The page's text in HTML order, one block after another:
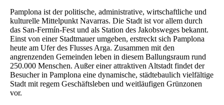
Pamplona ist der politische, administrative, wirtschaftliche und
kulturelle Mittelpunkt Navarras. Die Stadt ist vor allem durch
das San-Fermín-Fest und als Station des Jakobsweges bekannt.
Einst von einer Stadtmauer umgeben, erstreckt sich Pamplona
heute am Ufer des Flusses Arga. Zusammen mit den
angrenzenden Gemeinden leben in diesem Ballungsraum rund
250.000 Menschen. Außer einer attraktiven Altstadt findet der
Besucher in Pamplona eine dynamische, städtebaulich vielfältige
Stadt mit regem Geschäftsleben und weitläufigen Grünzonen
vor.